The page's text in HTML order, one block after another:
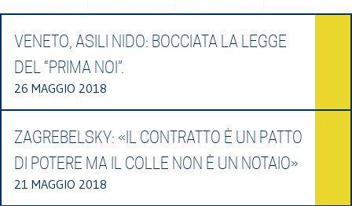
VENETO, ASILI NIDO: BOCCIATA LA LEGGE
DEL “PRIMA NOI”.
26 MAGGIO 2018
ZAGREBELSKY: «IL CONTRATTO È UN PATTO
DI POTERE MA IL COLLE NON È UN NOTAIO»
21 MAGGIO 2018